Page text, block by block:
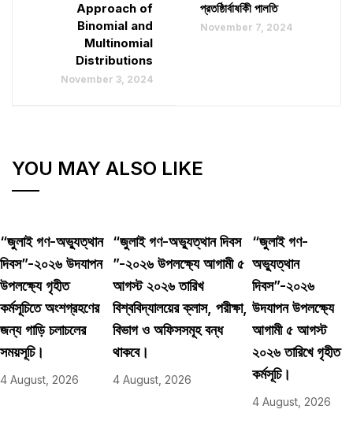
Approach of
Binomial and
Multinomial
Distributions
November 3, 2024
প্রতষ্ঠিার্বাষকিী পালতি
November 7, 2024
YOU MAY ALSO LIKE
“জুলাই গণ-অভ্যুত্থান
দিবস”-২০২৬ উদযাপন
উপলক্ষ্যে গৃহীত
কর্মসূচিতে অংশগ্রহণের
জন্য গাড়ি চলাচলের
সময়সূচি।
4 August, 2026
“জুলাই গণ-অভ্যুত্থান দিবস
”-২০২৬ উপলক্ষ্যে আগামী ৫
আগস্ট ২০২৬ তারিখ
বিশ্ববিদ্যালয়ের ক্লাস, পরীক্ষা,
বিভাগ ও অফিসসমূহ বন্ধ
থাকবে।
4 August, 2026
“জুলাই গণ-
অভ্যুত্থান
দিবস”-২০২৬
উদযাপন উপলক্ষ্যে
আগামী ৫ আগস্ট
২০২৬ তারিখে গৃহীত
কর্মসূচি।
4 August, 2026